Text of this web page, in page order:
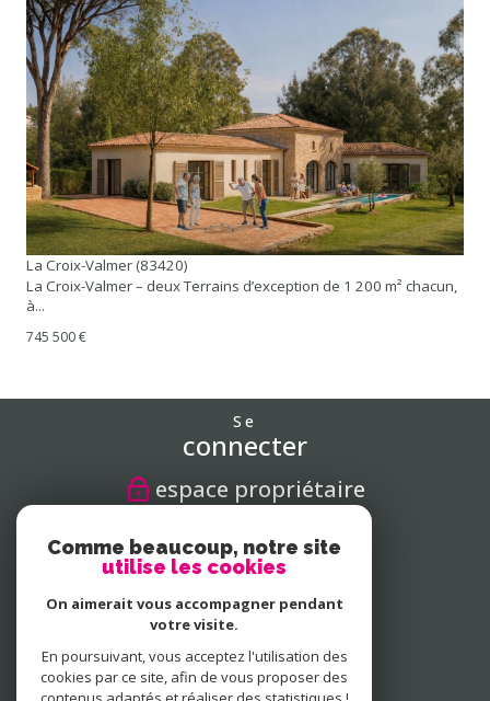
voir le bien
La Croix-Valmer (83420)
La Croix-Valmer – deux Terrains d’exception de 1 200 m² chacun,
à...
745 500 €
Se
connecter
espace propriétaire
Nous
suivre
Nous
adhérons
Comme beaucoup, notre site
utilise les cookies
On aimerait vous accompagner pendant
votre visite.
En poursuivant, vous acceptez l'utilisation des
cookies par ce site, afin de vous proposer des